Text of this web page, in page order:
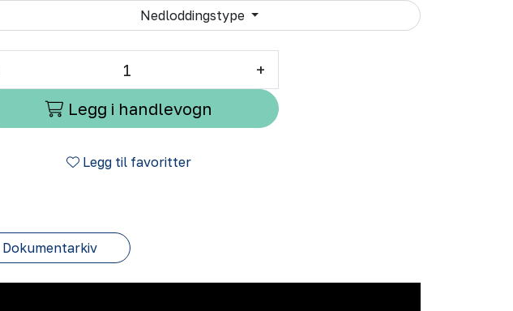
Nedloddingstype
+
Legg i handlevogn
Legg til favoritter
Dokumentarkiv